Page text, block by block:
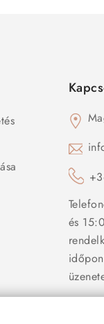
és